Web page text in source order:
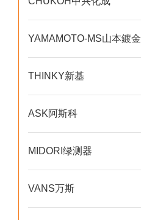
YAMAMOTO-MS山本鍍金
THINKY新基
ASK阿斯科
MIDORI绿测器
VANS万斯